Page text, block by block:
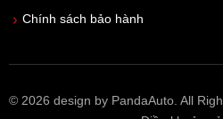
Chính sách bảo hành
© 2026 design by PandaAuto. All